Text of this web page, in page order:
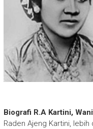
Biografi R.A Kartini,
Raden Ajeng Kartini,